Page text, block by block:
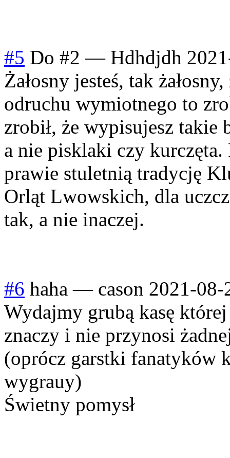
#5 Do #2 — Hdhdjdh
Żałosny jesteś, tak
odruchu wymiotnego to
zrobił, że wypisujesz takie
a nie pisklaki czy kurczęta.
prawie stuletnią tradycję
Orląt Lwowskich, dla
tak, a nie inaczej.
#6 haha — cason 2021-08-
Wydajmy grubą kasę
znaczy i nie przynosi
(oprócz garstki fanatyków
wygrauy)
Świetny pomysł